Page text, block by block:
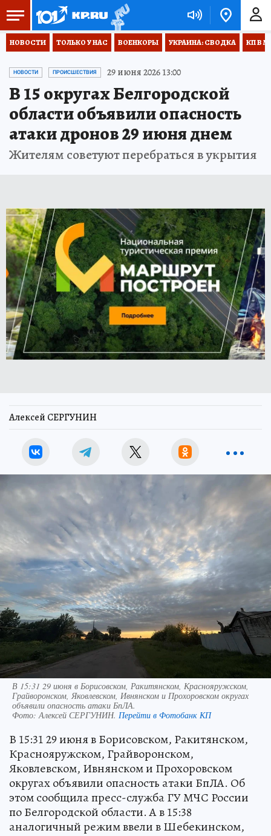
НОВОСТИ ТОЛЬКО У НАС ВОЕНКОРЫ УКРАИНА: СВОДКА КП В
НОВОСТИ ПРОИСШЕСТВИЯ 29 июня 2026 13:00
В 15 округах Белгородской
области объявили опасность
атаки дронов 29 июня днем
Жителям советуют перебраться в укрытия
Алексей СЕРГУНИН
В 15:31 29 июня в Борисовском, Ракитянском, Краснояружском,
Грайворонском, Яковлевском, Ивнянском и Прохоровском округах
объявили опасность атаки БпЛА.
Фото:Алексей СЕРГУНИН. Перейти в Фотобанк КП
В 15:31 29 июня в Борисовском, Ракитянском,
Краснояружском, Грайворонском,
Яковлевском, Ивнянском и Прохоровском
округах объявили опасность атаки БпЛА. Об
этом сообщила пресс-служба ГУ МЧС России
по Белгородской области. А в 15:38
аналогичный режим ввели в Шебекинском,